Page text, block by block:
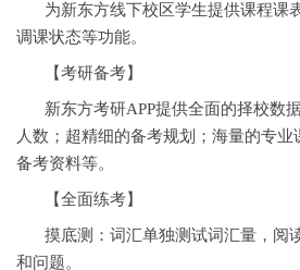
为新东方线下校区学生提供课程课
调课状态等功能。
【考研备考】
新东方考研APP提供全面的择校数
人数；超精细的备考规划；海量的专
备考资料等。
【全面练考】
摸底测：词汇单独测试词汇量，阅
和问题。